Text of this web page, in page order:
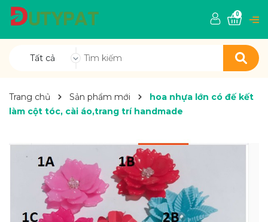
Tất cả
0
Trang chủ Sản phẩm mới
hoa nhựa lớn có đế kết
làm cột tóc, cài áo,trang trí handmade